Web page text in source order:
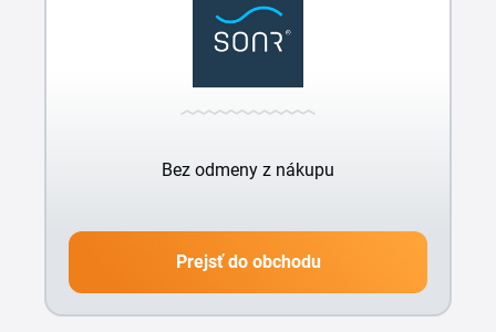
Bez odmeny z nákupu
Prejsť do obchodu